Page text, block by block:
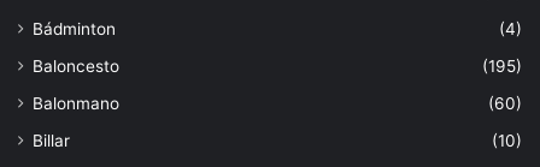
Bádminton
(4)
Baloncesto
(195)
Balonmano
(60)
Billar
(10)